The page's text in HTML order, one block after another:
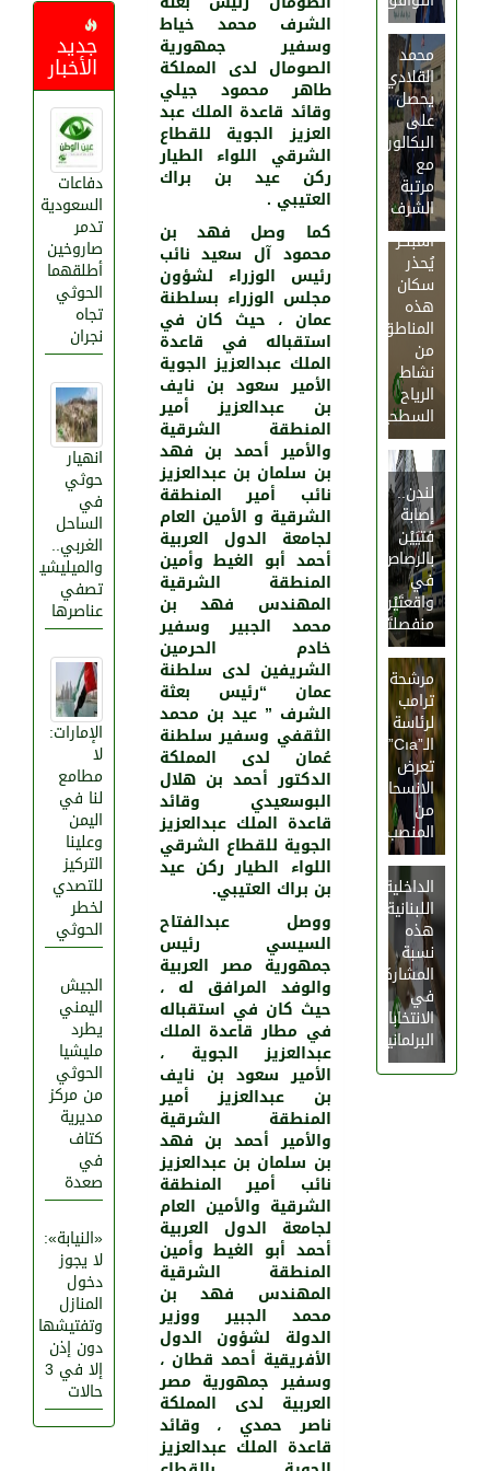
جديد
الأخبار
دفاعات
السعودية
تدمر
صاروخين
أطلقهما
الحوثي
تجاه
نجران
انهيار
حوثي
في
الساحل
الغربي..
والميليشيا
تصفي
عناصرها
الإمارات:
لا
مطامع
لنا في
اليمن
وعلينا
التركيز
للتصدي
لخطر
الحوثي
الجيش
اليمني
يطرد
مليشيا
الحوثي
من مركز
مديرية
كتاف
في
صعدة
«النيابة»:
لا يجوز
دخول
المنازل
وتفتيشها
دون إذن
إلا في 3
حالات
محمد
القلادي
يحصل
على
البكالوريوس
مع
مرتبة
الشرف
“الإنذار
المبكر”
يُحذر
سكان
هذه
المناطق
من
نشاط
الرياح
السطحية
لندن..
إصابة
فتيَيْن
بالرصاص
في
واقعتَيْن
منفصلتَيْن
مرشحة
ترامب
لرئاسة
الـ”Cıa”
تعرض
الانسحاب
من
المنصب
الداخلية
اللبنانية:
هذه
نسبة
المشاركة
في
الانتخابات
البرلمانية!
الشرف محمد خياط
وسفير جمهورية
الصومال لدى المملكة
طاهر محمود جيلي
وقائد قاعدة الملك عبد
العزيز الجوية للقطاع
الشرقي اللواء الطيار
ركن عيد بن براك
العتيبي .
كما وصل فهد بن
محمود آل سعيد نائب
رئيس الوزراء لشؤون
مجلس الوزراء بسلطنة
عمان ، حيث كان في
استقباله في قاعدة
الملك عبدالعزيز الجوية
الأمير سعود بن نايف
بن عبدالعزيز أمير
المنطقة الشرقية
والأمير أحمد بن فهد
بن سلمان بن عبدالعزيز
نائب أمير المنطقة
الشرقية و الأمين العام
لجامعة الدول العربية
أحمد أبو الغيط وأمين
المنطقة الشرقية
المهندس فهد بن
محمد الجبير وسفير
خادم الحرمين
الشريفين لدى سلطنة
عمان “رئيس بعثة
الشرف ” عيد بن محمد
الثقفي وسفير سلطنة
عُمان لدى المملكة
الدكتور أحمد بن هلال
البوسعيدي وقائد
قاعدة الملك عبدالعزيز
الجوية للقطاع الشرقي
اللواء الطيار ركن عيد
بن براك العتيبي.
ووصل عبدالفتاح
السيسي رئيس
جمهورية مصر العربية
والوفد المرافق له ،
حيث كان في استقباله
في مطار قاعدة الملك
عبدالعزيز الجوية ،
الأمير سعود بن نايف
بن عبدالعزيز أمير
المنطقة الشرقية
والأمير أحمد بن فهد
بن سلمان بن عبدالعزيز
نائب أمير المنطقة
الشرقية والأمين العام
لجامعة الدول العربية
أحمد أبو الغيط وأمين
المنطقة الشرقية
المهندس فهد بن
محمد الجبير ووزير
الدولة لشؤون الدول
الأفريقية أحمد قطان ،
وسفير جمهورية مصر
العربية لدى المملكة
ناصر حمدي ، وقائد
قاعدة الملك عبدالعزيز